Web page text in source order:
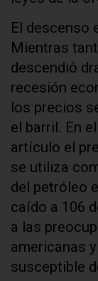
El descenso
Mientras
descendió
recesión
los precios
el barril. En
artículo el
se utiliza
del petróleo
caído a 106
a las
americanas
susceptible